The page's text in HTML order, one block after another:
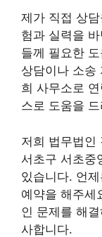
제가 직접 상
험과 실력을
들께 필요한
상담이나 소송
희 사무소로
스로 도움을
저희 법무법인
서초구 서초중
있습니다. 언
예약을 해주세
인 문제를 해
사합니다.